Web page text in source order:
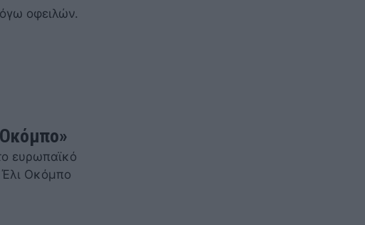
οφειλών.
Οκόμπο»
ευρωπαϊκό
Οκόμπο